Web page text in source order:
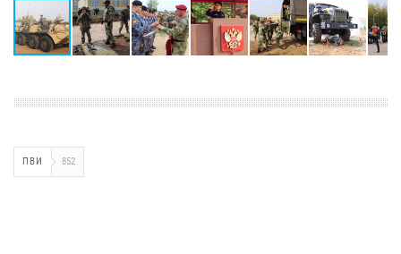
ПВИ 852